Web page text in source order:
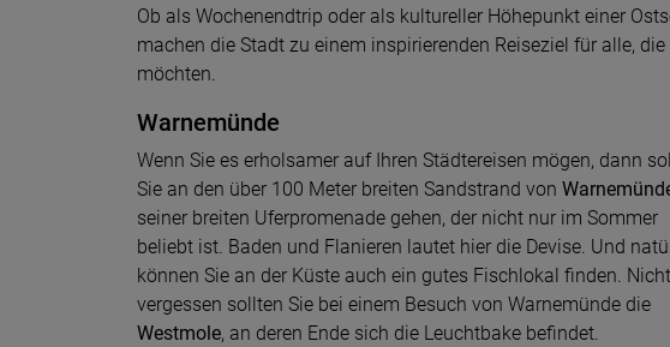
Ob als Wochenendtrip oder als kultureller Höhepunkt einer
machen die Stadt zu einem inspirierenden Reiseziel für alle,
möchten.
Warnemünde
Wenn Sie es erholsamer auf Ihren Städtereisen mögen, dann
Sie an den über 100 Meter breiten Sandstrand von
seiner breiten Uferpromenade gehen, der nicht nur im Sommer
beliebt ist. Baden und Flanieren lautet hier die Devise. Und
können Sie an der Küste auch ein gutes Fischlokal finden. Nicht
vergessen sollten Sie bei einem Besuch von Warnemünde die
Westmole, an deren Ende sich die Leuchtbake befindet.